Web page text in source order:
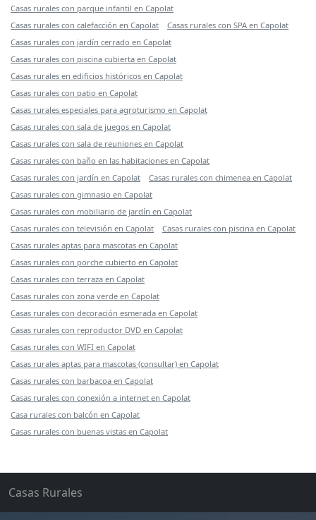
Casas rurales con parque infantil en Capolat
Casas rurales con calefacción en Capolat
Casas rurales con SPA en Capolat
Casas rurales con jardín cerrado en Capolat
Casas rurales con piscina cubierta en Capolat
Casas rurales en edificios históricos en Capolat
Casas rurales con patio en Capolat
Casas rurales especiales para agroturismo en Capolat
Casas rurales con sala de juegos en Capolat
Casas rurales con sala de reuniones en Capolat
Casas rurales con baño en las habitaciones en Capolat
Casas rurales con jardín en Capolat
Casas rurales con chimenea en Capolat
Casas rurales con gimnasio en Capolat
Casas rurales con mobiliario de jardín en Capolat
Casas rurales con televisión en Capolat
Casas rurales con piscina en Capolat
Casas rurales aptas para mascotas en Capolat
Casas rurales con porche cubierto en Capolat
Casas rurales con terraza en Capolat
Casas rurales con zona verde en Capolat
Casas rurales con decoración esmerada en Capolat
Casas rurales con reproductor DVD en Capolat
Casas rurales con WIFI en Capolat
Casas rurales aptas para mascotas (consultar) en Capolat
Casas rurales con barbacoa en Capolat
Casas rurales con conexión a internet en Capolat
Casa rurales con balcón en Capolat
Casas rurales con buenas vistas en Capolat
Casas Rurales